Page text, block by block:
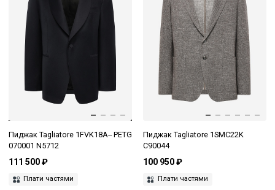
Пиджак Tagliatore 1FVK18A-- PETG
070001 N5712
111 500 ₽
Плати частями
Пиджак Tagliatore 1SMC22K
C90044
100 950 ₽
Плати частями